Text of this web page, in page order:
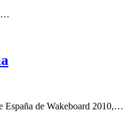
España de Wakeboard 2010,…